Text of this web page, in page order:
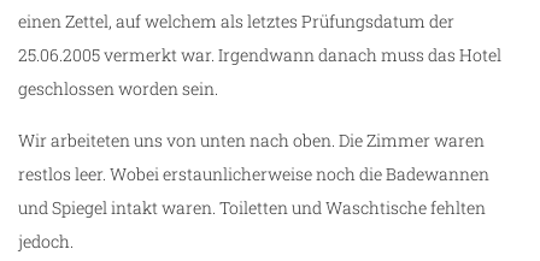
einen Zettel, auf welchem als letztes Prüfungsdatum der
25.06.2005 vermerkt war. Irgendwann danach muss das Hotel
geschlossen worden sein.
Wir arbeiteten uns von unten nach oben. Die Zimmer waren
restlos leer. Wobei erstaunlicherweise noch die Badewannen
und Spiegel intakt waren. Toiletten und Waschtische fehlten
jedoch.